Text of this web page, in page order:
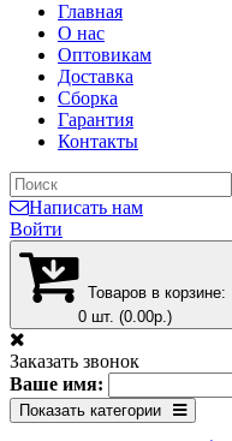
Главная
О нас
Оптовикам
Доставка
Сборка
Гарантия
Контакты
Написать нам
Войти
Товаров в корзине:
0 шт. (0.00р.)
Заказать звонок
Ваше имя:
Показать категории